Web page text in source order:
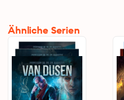
Ähnliche Serien